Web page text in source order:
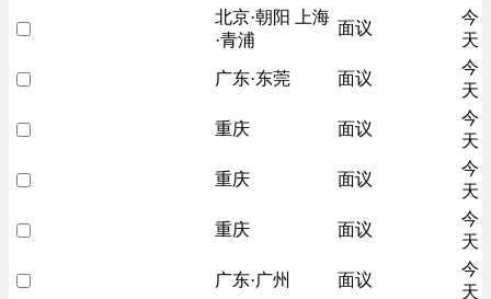
北京·朝阳 上海
·青浦
面议
今
天
广东·东莞 面议
今
天
重庆 面议
今
天
重庆 面议
今
天
重庆 面议
今
天
广东·广州 面议
今
天